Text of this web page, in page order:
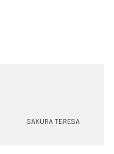
SAKURA TERESA